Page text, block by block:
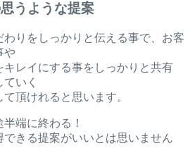
うような提案
りをしっかりと伝える事で、お客
や
レイにする事をしっかりと共有
いく
頂けれると思います。
端に終わる！
きる提案がいいとは思いません